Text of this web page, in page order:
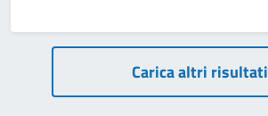
PaginazioneCarica altri risultati